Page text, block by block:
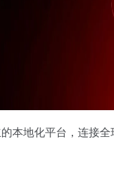
本地化平台，连接